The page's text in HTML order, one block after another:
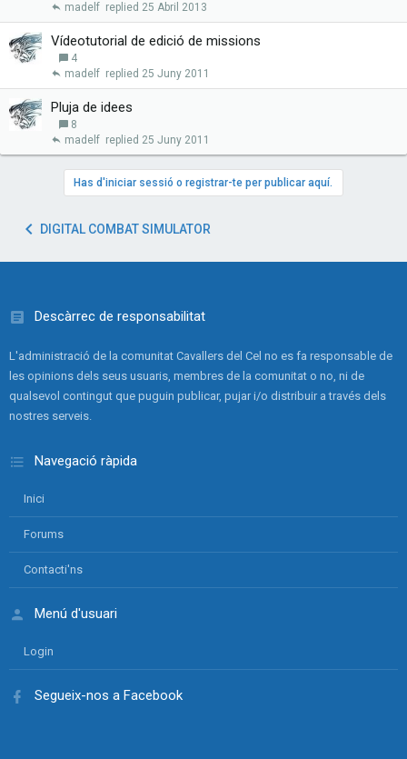
25 Abril 2013
madelf
Vídeotutorial de edició de missions
4
25 Juny 2011
madelf
Pluja de idees
8
25 Juny 2011
madelf
Has d'iniciar sessió o registrar-te per publicar aquí.
DIGITAL COMBAT SIMULATOR
Descàrrec de responsabilitat
L'administració de la comunitat Cavallers del Cel no es fa responsable de
les opinions dels seus usuaris, membres de la comunitat o no, ni de
qualsevol contingut que puguin publicar, pujar i/o distribuir a través dels
nostres serveis.
Navegació ràpida
Inici
Forums
Contacti'ns
Menú d'usuari
Login
Segueix-nos a Facebook